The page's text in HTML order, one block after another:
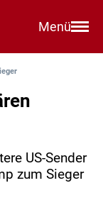
Menü
US-Sender
zum Sieger